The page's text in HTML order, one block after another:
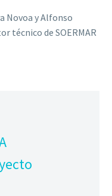
Novoa y Alfonso
técnico de SOERMAR